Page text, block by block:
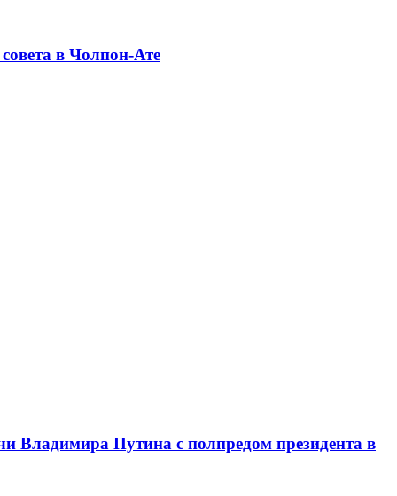
в Чолпон-Ате
Владимира Путина с полпредом президента в